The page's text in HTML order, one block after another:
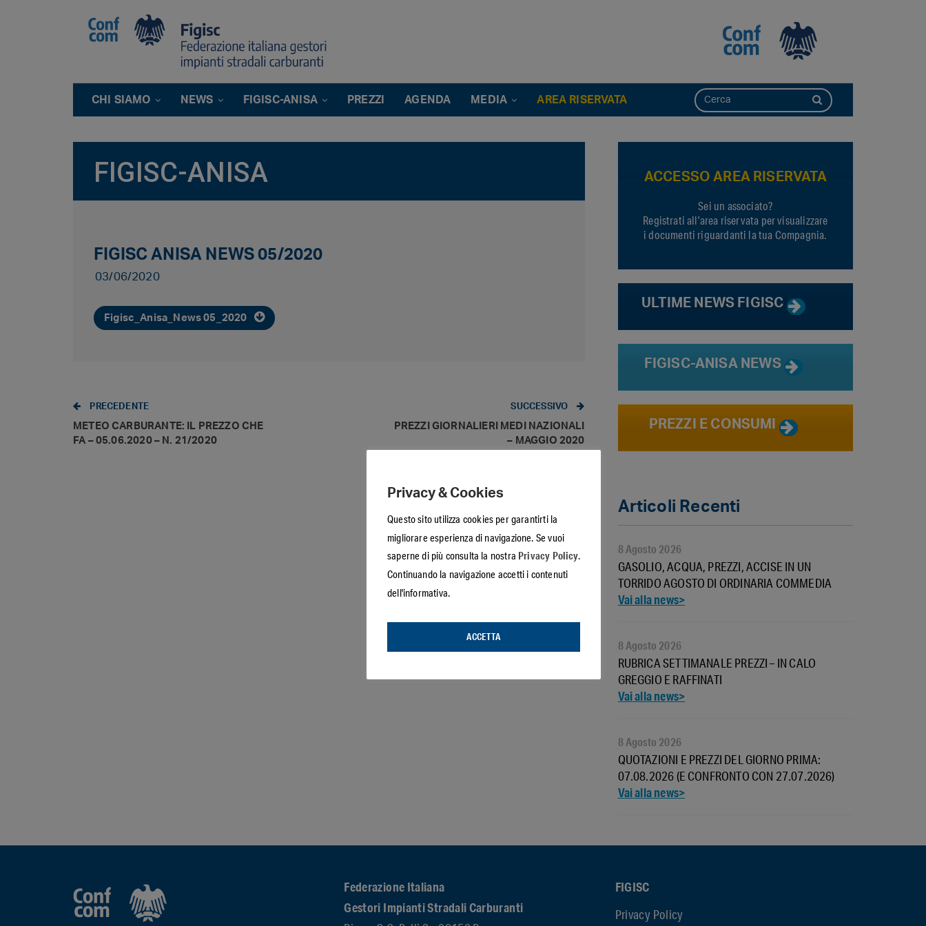
CHI SIAMO NEWS FIGISC-ANISA PREZZI AGENDA MEDIA AREA RISERVATA
FIGISC ANISA NEWS 05/2020
FIGISC-ANISA
03/06/2020
Figisc_Anisa_News 05_2020
PRECEDENTE
METEO CARBURANTE: IL PREZZO CHE
FA – 05.06.2020 – N. 21/2020
SUCCESSIVO
PREZZI GIORNALIERI MEDI NAZIONALI
– MAGGIO 2020
ACCESSO AREA RISERVATA
Sei un associato?
Registrati all’area riservata per visualizzare
i documenti riguardanti la tua Compagnia.
ULTIME NEWS FIGISC
FIGISC-ANISA NEWS
PREZZI E CONSUMI
Articoli Recenti
GASOLIO, ACQUA, PREZZI, ACCISE IN UN
TORRIDO AGOSTO DI ORDINARIA COMMEDIA
8 Agosto 2026
RUBRICA SETTIMANALE PREZZI – IN CALO
GREGGIO E RAFFINATI
8 Agosto 2026
QUOTAZIONI E PREZZI DEL GIORNO PRIMA:
07.08.2026 (E CONFRONTO CON 27.07.2026)
8 Agosto 2026
Federazione Italiana
Gestori Impianti Stradali Carburanti
FIGISC
Privacy Policy
Privacy & Cookies
Questo sito utilizza cookies per garantirti la
migliorare esperienza di navigazione. Se vuoi
saperne di più consulta la nostra Privacy Policy.
Continuando la navigazione accetti i contenuti
dell'informativa.
ACCETTA